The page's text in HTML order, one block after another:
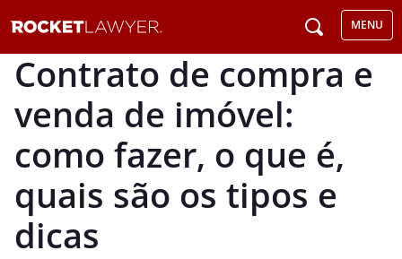
MENU
Contrato de compra e
venda de imóvel:
como fazer, o que é,
quais são os tipos e
dicas